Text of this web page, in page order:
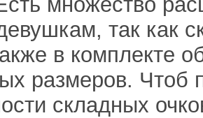
так как
в комплекте
размеров. Чтоб
складных